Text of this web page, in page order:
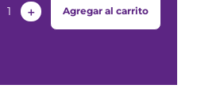
＋ Agregar al carrito